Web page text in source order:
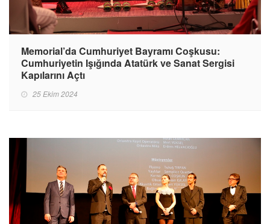
Memorial’da Cumhuriyet Bayramı Coşkusu:
Cumhuriyetin Işığında Atatürk ve Sanat Sergisi
Kapılarını Açtı
25 Ekim 2024